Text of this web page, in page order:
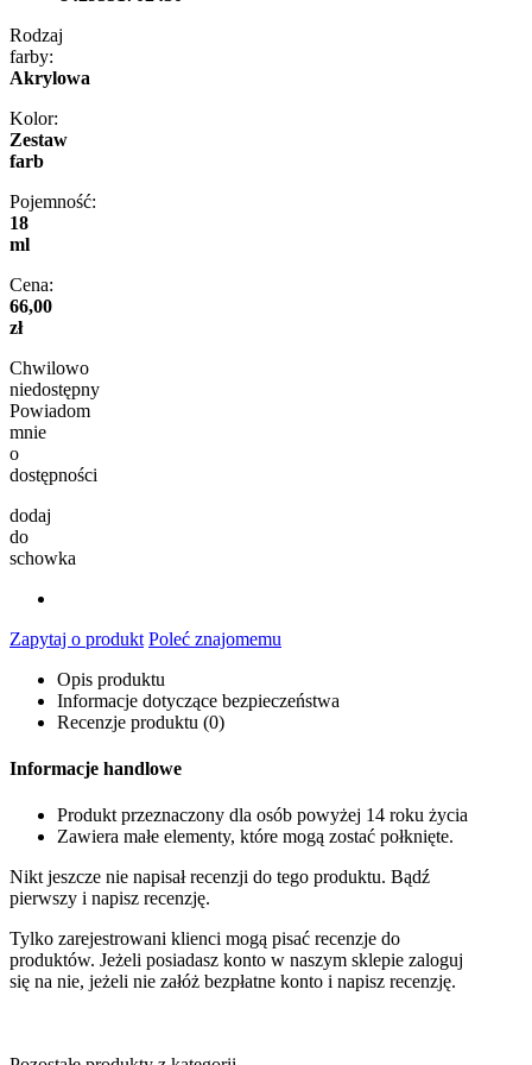
Rodzaj
farby:
Akrylowa
Kolor:
Zestaw
farb
Pojemność:
18
ml
Cena:
66,00
zł
Chwilowo
niedostępny
Powiadom
mnie
o
dostępności
dodaj
do
schowka
Zapytaj o produkt Poleć znajomemu
Opis produktu
Informacje dotyczące bezpieczeństwa
Recenzje produktu (0)
Informacje handlowe
Produkt przeznaczony dla osób powyżej 14 roku życia
Zawiera małe elementy, które mogą zostać połknięte.
Nikt jeszcze nie napisał recenzji do tego produktu. Bądź
pierwszy i napisz recenzję.
Tylko zarejestrowani klienci mogą pisać recenzje do
produktów. Jeżeli posiadasz konto w naszym sklepie zaloguj
się na nie, jeżeli nie załóż bezpłatne konto i napisz recenzję.